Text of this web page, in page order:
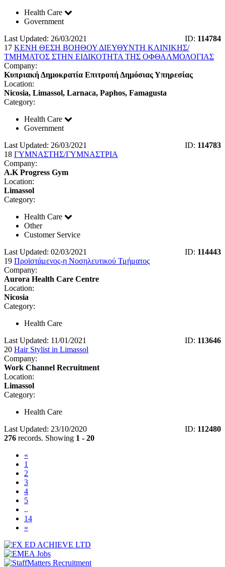
Health Care
Government
Last Updated: 26/03/2021
ID: 114784
17 ΚΕΝΗ ΘΕΣΗ ΒΟΗΘΟΥ ΔΙΕΥΘΥΝΤΗ ΚΛΙΝΙΚΗΣ/
ΤΜΗΜΑΤΟΣ ΣΤΗΝ ΕΙΔΙΚΟΤΗΤΑ ΤΗΣ ΟΦΘΑΛΜΟΛΟΓΙΑΣ
Company:
Κυπριακή Δημοκρατία Επιτροπή Δημόσιας Υπηρεσίας
Location:
Nicosia, Limassol, Larnaca, Paphos, Famagusta
Category:
Health Care
Government
Last Updated: 26/03/2021
ID: 114783
18 ΓΥΜΝΑΣΤΗΣ/ΓΥΜΝΑΣΤΡΙΑ
Company:
A.K Progress Gym
Location:
Limassol
Category:
Health Care
Other
Customer Service
Last Updated: 02/03/2021
ID: 114443
19 Προϊστάμενος-η Νοσηλευτικού Τμήματος
Company:
Aurora Health Care Centre
Location:
Nicosia
Category:
Health Care
Last Updated: 11/01/2021
ID: 113646
20 Hair Stylist in Limassol
Company:
Work Channel Recruitment
Location:
Limassol
Category:
Health Care
Last Updated: 23/10/2020
ID: 112480
276 records. Showing 1 - 20
«
1
2
3
4
5
..
14
»